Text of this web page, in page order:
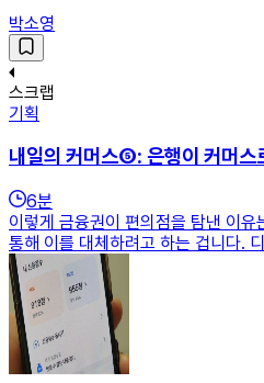
박소영
스크랩
기획
내일의 커머스⑤: 은행이 커머스
6분
이렇게 금융권이 편의점을 탐낸 이
통해 이를 대체하려고 하는 겁니다.